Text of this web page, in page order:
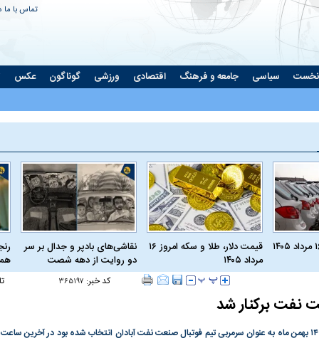
تماس با ما
سیاسی جامعه و فرهنگ اقتصادی ورزشی گوناگون عکس
قیمت دلار، طلا و سکه امروز ۱۶
مرداد ۱۴۰۵
نقاشی‌های بادپر و جدال بر سر
دو روایت از دهه شصت
کد خبر: ۳۶۵۱۹۷
نفت برکنار شد
رژیم و
مطالعه رفتار هیستریک صدا و سیما علیه
در وزارت نفت